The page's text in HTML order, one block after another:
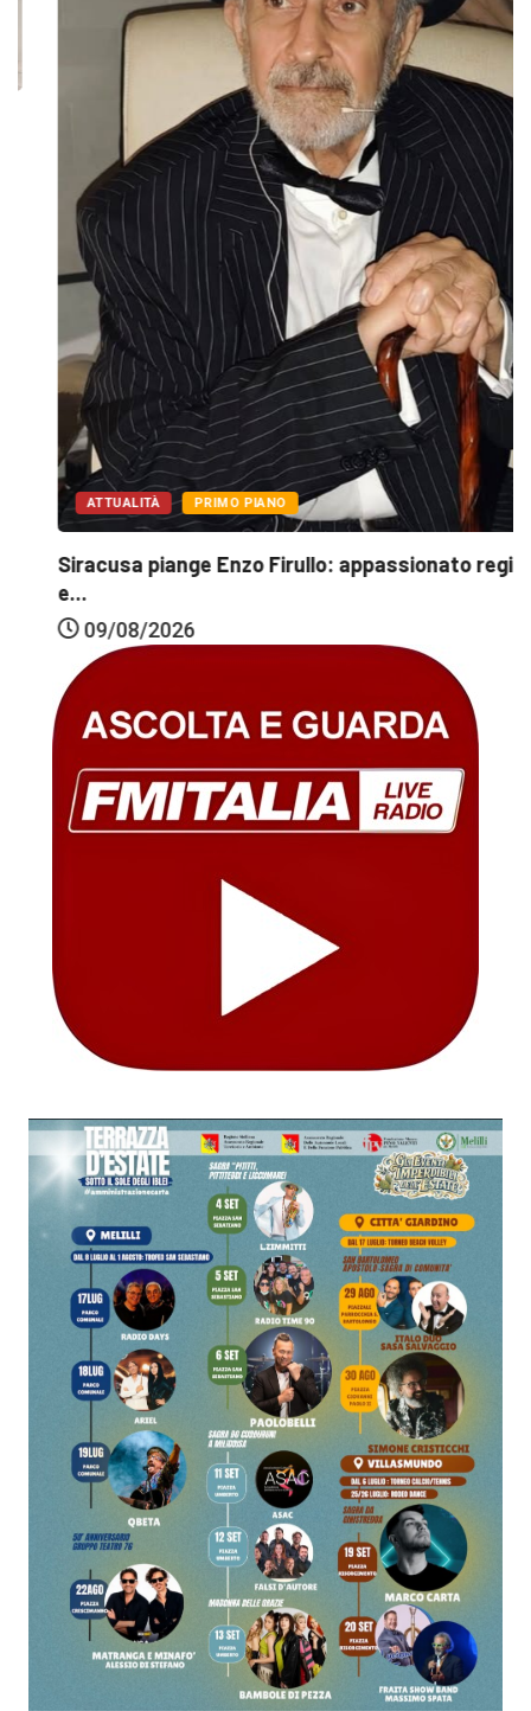
ATTUALITÀ PRIMO PIANO
Siracusa piange Enzo Firullo: appassionato regista
09/08/2026